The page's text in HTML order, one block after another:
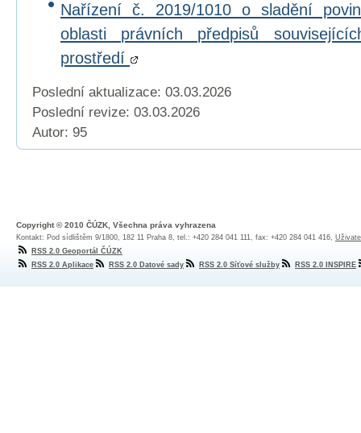
Nařízení č. 2019/1010 o sladění
oblasti právních předpisů
prostředí
Poslední aktualizace: 03.03.2026
Poslední revize: 03.03.2026
Autor: 95
Copyright © 2010 ČÚZK, Všechna práva vyhrazena
Kontakt: Pod sídlištěm 9/1800, 182 11 Praha 8, tel.: +420 284 041 111, fax: +420 284 041 416,
RSS 2.0 Geoportál ČÚZK
RSS 2.0 Aplikace
RSS 2.0 Datové sady RSS 2.0 Síťové služby RSS 2.0 INSPIRE